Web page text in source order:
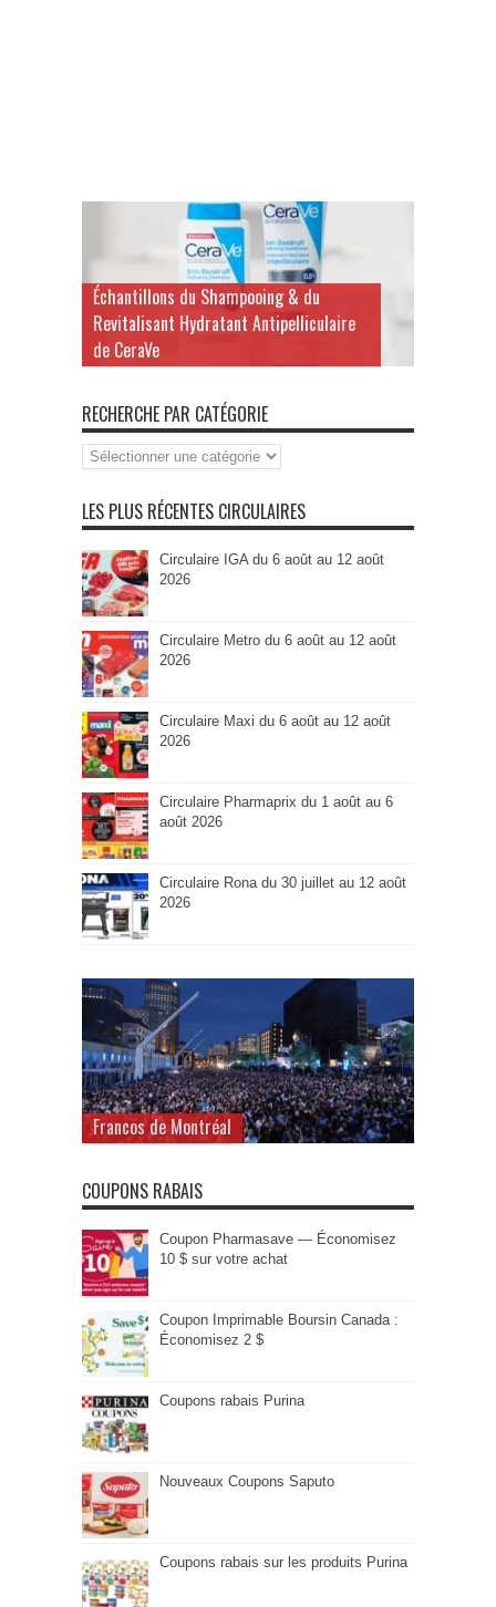
Échantillons du Shampooing & du
Revitalisant Hydratant Antipelliculaire
de CeraVe
RECHERCHE PAR CATÉGORIE
Recherche
par
LES PLUS RÉCENTES CIRCULAIRES
Circulaire IGA du 6 août au 12 août
2026
Circulaire Metro du 6 août au 12 août
2026
Circulaire Maxi du 6 août au 12 août
2026
Circulaire Pharmaprix du 1 août au 6
août 2026
Circulaire Rona du 30 juillet au 12 août
2026
Francos de Montréal
COUPONS RABAIS
Coupon Pharmasave — Économisez
10 $ sur votre achat
Coupon Imprimable Boursin Canada :
Économisez 2 $
Coupons rabais Purina
Nouveaux Coupons Saputo
Coupons rabais sur les produits Purina